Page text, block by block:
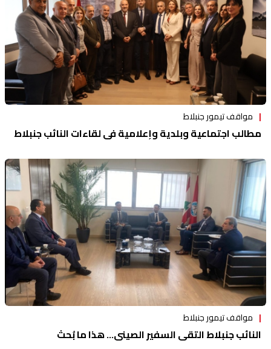
مواقف تيمور جنبلاط
مطالب اجتماعية وبلدية وإعلامية في لقاءات النائب جنبلاط
مواقف تيمور جنبلاط
النائب جنبلاط التقى السفير الصيني... هذا ما بُحث